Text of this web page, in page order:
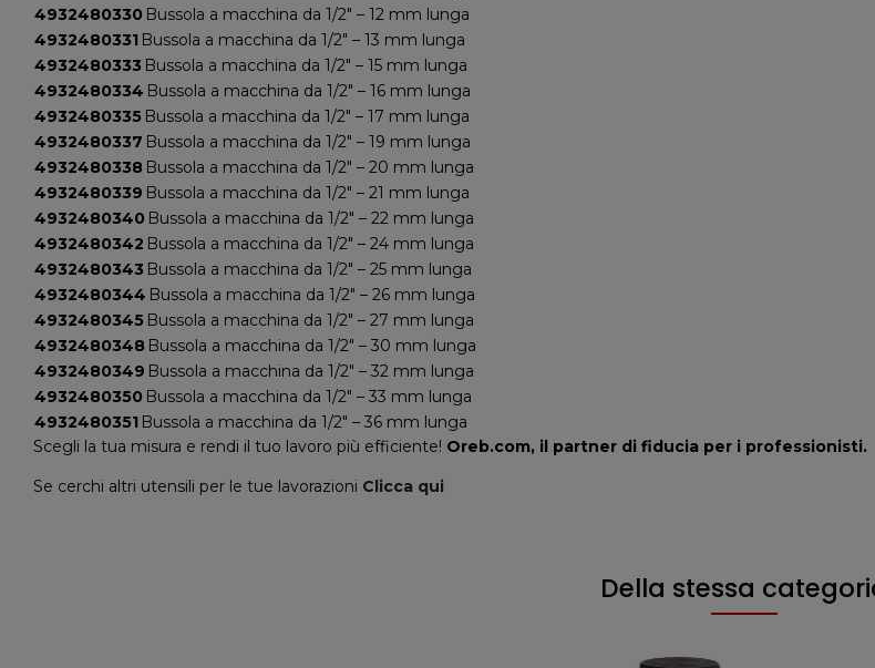
4932480330 Bussola a macchina da 1/2" – 12 mm lunga
4932480331 Bussola a macchina da 1/2" – 13 mm lunga
4932480333 Bussola a macchina da 1/2" – 15 mm lunga
4932480334 Bussola a macchina da 1/2" – 16 mm lunga
4932480335 Bussola a macchina da 1/2" – 17 mm lunga
4932480337 Bussola a macchina da 1/2" – 19 mm lunga
4932480338 Bussola a macchina da 1/2" – 20 mm lunga
4932480339 Bussola a macchina da 1/2" – 21 mm lunga
4932480340 Bussola a macchina da 1/2" – 22 mm lunga
4932480342 Bussola a macchina da 1/2" – 24 mm lunga
4932480343 Bussola a macchina da 1/2" – 25 mm lunga
4932480344 Bussola a macchina da 1/2" – 26 mm lunga
4932480345 Bussola a macchina da 1/2" – 27 mm lunga
4932480348 Bussola a macchina da 1/2" – 30 mm lunga
4932480349 Bussola a macchina da 1/2" – 32 mm lunga
4932480350 Bussola a macchina da 1/2" – 33 mm lunga
4932480351 Bussola a macchina da 1/2" – 36 mm lunga
Scegli la tua misura e rendi il tuo lavoro più efficiente! Oreb.com, il partner di fiducia per i professionisti.
Se cerchi altri utensili per le tue lavorazioni Clicca qui
Della stessa